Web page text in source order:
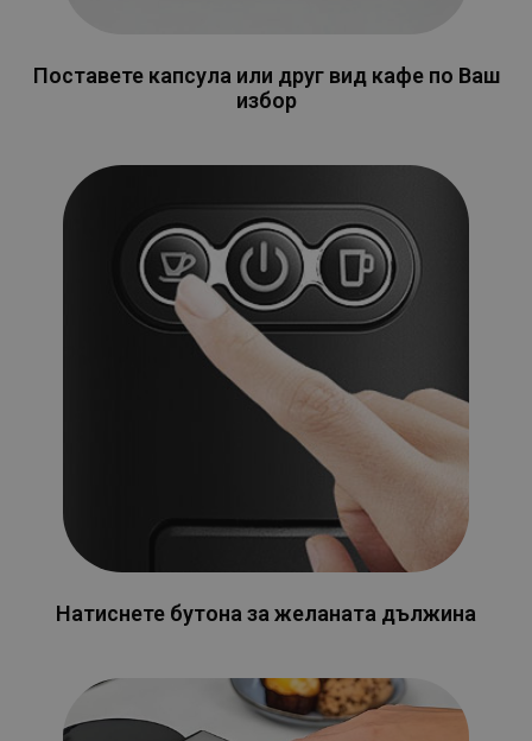
Поставете капсула или друг вид кафе по Ваш
избор
Натиснете бутона за желаната дължина